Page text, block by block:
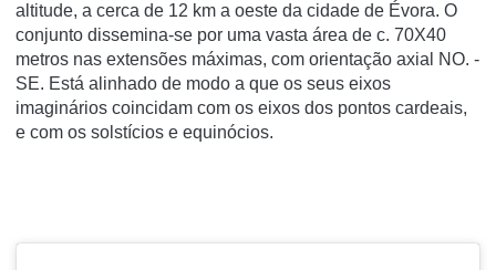
altitude, a cerca de 12 km a oeste da cidade de Évora. O
conjunto dissemina-se por uma vasta área de c. 70X40
metros nas extensões máximas, com orientação axial NO. -
SE. Está alinhado de modo a que os seus eixos
imaginários coincidam com os eixos dos pontos cardeais,
e com os solstícios e equinócios.